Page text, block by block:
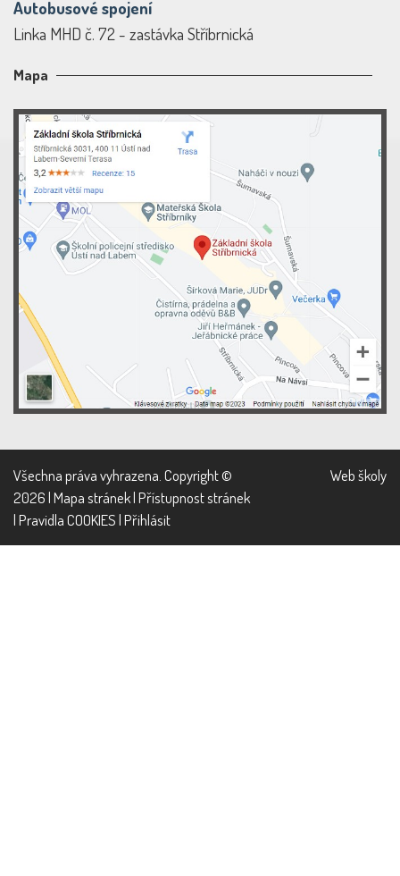
Autobusové spojení
Linka MHD č. 72 - zastávka Stříbrnická
Mapa
Všechna práva vyhrazena. Copyright ©
2026 |Mapa stránek|Přístupnost stránek
|Pravidla COOKIES|Přihlásit
Web školy